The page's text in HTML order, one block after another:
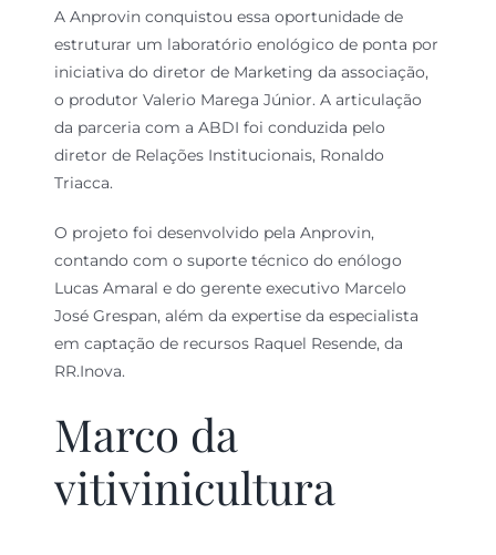
A Anprovin conquistou essa oportunidade de
estruturar um laboratório enológico de ponta por
iniciativa do diretor de Marketing da associação,
o produtor Valerio Marega Júnior. A articulação
da parceria com a ABDI foi conduzida pelo
diretor de Relações Institucionais, Ronaldo
Triacca.
O projeto foi desenvolvido pela Anprovin,
contando com o suporte técnico do enólogo
Lucas Amaral e do gerente executivo Marcelo
José Grespan, além da expertise da especialista
em captação de recursos Raquel Resende, da
RR.Inova.
Marco da
vitivinicultura